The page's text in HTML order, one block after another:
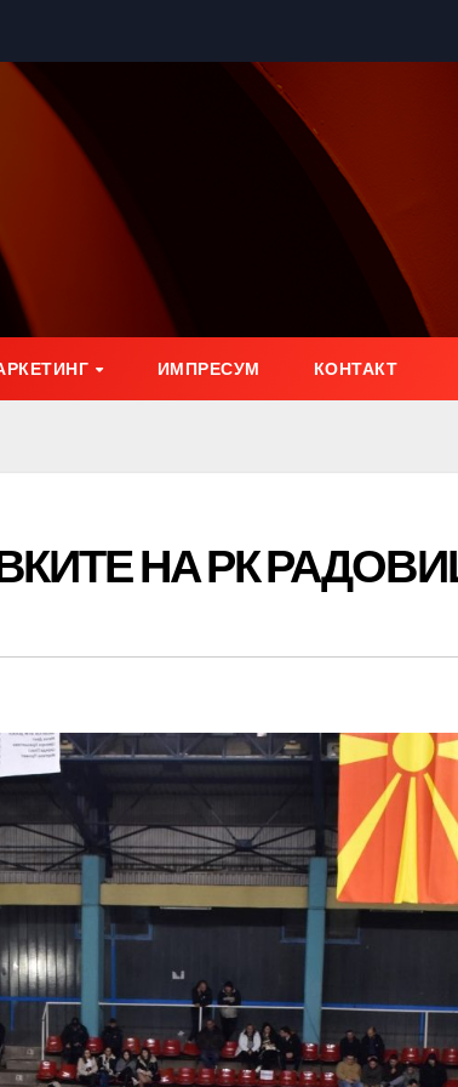
ИМПРЕСУМ КОНТАКТ
НА РК